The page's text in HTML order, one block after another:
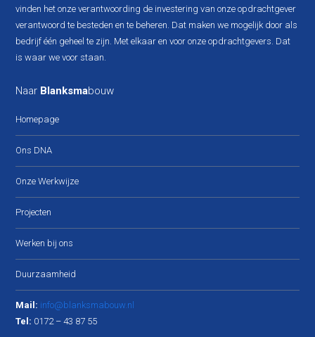
vinden het onze verantwoording de investering van onze opdrachtgever
verantwoord te besteden en te beheren. Dat maken we mogelijk door als
bedrijf één geheel te zijn. Met elkaar en voor onze opdrachtgevers. Dat
is waar we voor staan.
Naar Blanksmabouw
Homepage
Ons DNA
Onze Werkwijze
Projecten
Werken bij ons
Duurzaamheid
Mail: info@blanksmabouw.nl
Tel: 0172 – 43 87 55